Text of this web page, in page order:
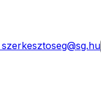
szerkesztoseg@sg.hu